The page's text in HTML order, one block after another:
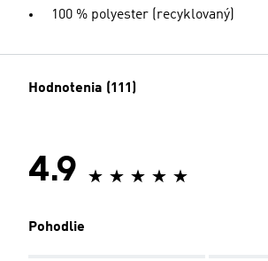
100 % polyester (recyklovaný)
Hodnotenia (111)
4.9
Pohodlie